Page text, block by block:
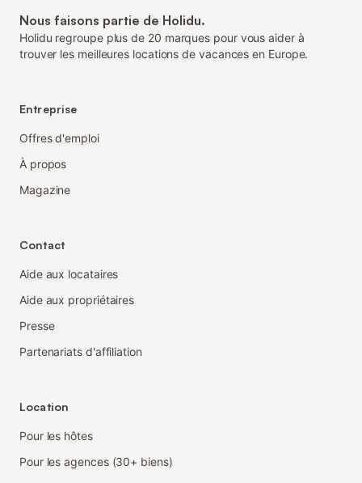
Nous faisons partie de Holidu.
Holidu regroupe plus de 20 marques pour vous aider à
trouver les meilleures locations de vacances en Europe.
Entreprise
Offres d'emploi
À propos
Magazine
Contact
Aide aux locataires
Aide aux propriétaires
Presse
Partenariats d'affiliation
Location
Pour les hôtes
Pour les agences (30+ biens)